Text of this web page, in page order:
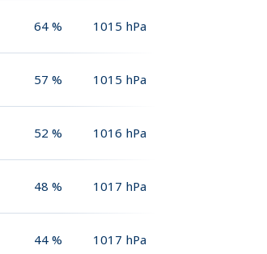
64 % 1015 hPa
57 % 1015 hPa
52 % 1016 hPa
48 % 1017 hPa
44 % 1017 hPa